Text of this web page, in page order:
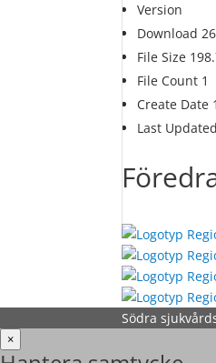
Version
Download
File Size
File Count 1
Create Date
Last Updated
Södra
×